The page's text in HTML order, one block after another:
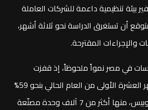
بيئة تنظيمية داعمة للشركات العاملة
أن تستغرق الدراسة نحو ثلاثة أشهر،
والإجراءات المقترحة.
في مصر نمواً ملحوظاً، إذ قفزت
المبيعات خلال الأشهر العشرة الأولى من العام الحالي بنحو 59%
لتصل إلى 8.9 ألف أتوبيس، منها أكثر من 7 آلاف وحدة مصنّعة